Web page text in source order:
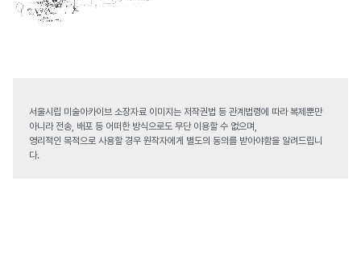
서울시립 미술아카이브 소장자료 이미지는 저작권법 등 관계법령에 따라 복제뿐만
아니라 전송, 배포 등 어떠한 방식으로도 무단 이용할 수 없으며,
영리적인 목적으로 사용할 경우 원작자에게 별도의 동의를 받아야함을 알려드립니
다.